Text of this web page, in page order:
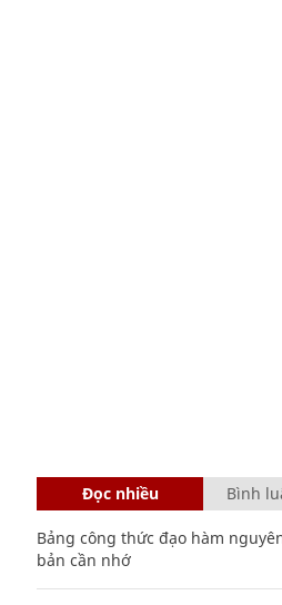
Đọc nhiều Bình
Bảng công thức đạo hàm
bản cần nhớ